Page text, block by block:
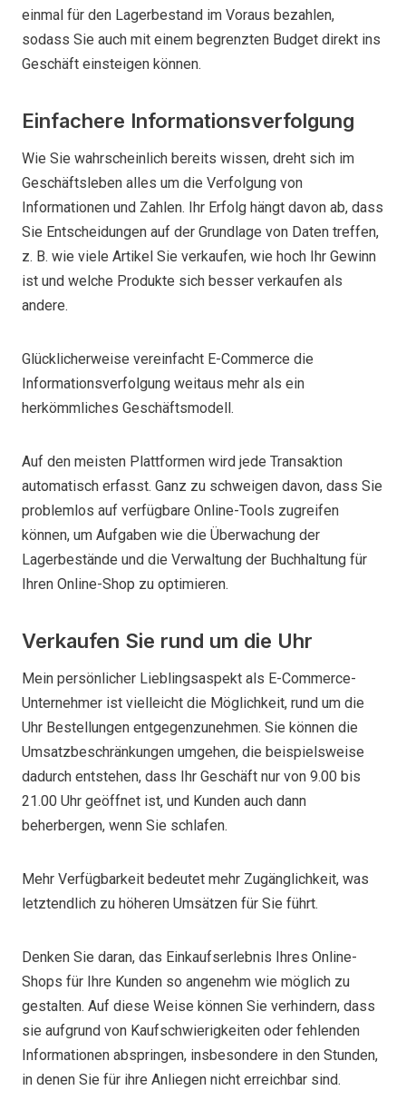
einmal für den Lagerbestand im Voraus bezahlen,
sodass Sie auch mit einem begrenzten Budget direkt ins
Geschäft einsteigen können.
Einfachere Informationsverfolgung
Wie Sie wahrscheinlich bereits wissen, dreht sich im
Geschäftsleben alles um die Verfolgung von
Informationen und Zahlen. Ihr Erfolg hängt davon ab, dass
Sie Entscheidungen auf der Grundlage von Daten treffen,
z. B. wie viele Artikel Sie verkaufen, wie hoch Ihr Gewinn
ist und welche Produkte sich besser verkaufen als
andere.
Glücklicherweise vereinfacht E-Commerce die
Informationsverfolgung weitaus mehr als ein
herkömmliches Geschäftsmodell.
Auf den meisten Plattformen wird jede Transaktion
automatisch erfasst. Ganz zu schweigen davon, dass Sie
problemlos auf verfügbare Online-Tools zugreifen
können, um Aufgaben wie die Überwachung der
Lagerbestände und die Verwaltung der Buchhaltung für
Ihren Online-Shop zu optimieren.
Verkaufen Sie rund um die Uhr
Mein persönlicher Lieblingsaspekt als E-Commerce-
Unternehmer ist vielleicht die Möglichkeit, rund um die
Uhr Bestellungen entgegenzunehmen. Sie können die
Umsatzbeschränkungen umgehen, die beispielsweise
dadurch entstehen, dass Ihr Geschäft nur von 9.00 bis
21.00 Uhr geöffnet ist, und Kunden auch dann
beherbergen, wenn Sie schlafen.
Mehr Verfügbarkeit bedeutet mehr Zugänglichkeit, was
letztendlich zu höheren Umsätzen für Sie führt.
Denken Sie daran, das Einkaufserlebnis Ihres Online-
Shops für Ihre Kunden so angenehm wie möglich zu
gestalten. Auf diese Weise können Sie verhindern, dass
sie aufgrund von Kaufschwierigkeiten oder fehlenden
Informationen abspringen, insbesondere in den Stunden,
in denen Sie für ihre Anliegen nicht erreichbar sind.